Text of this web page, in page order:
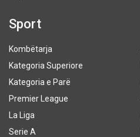
Sport
Kombëtarja
Kategoria Superiore
Kategoria e Parë
Premier League
La Liga
Serie A